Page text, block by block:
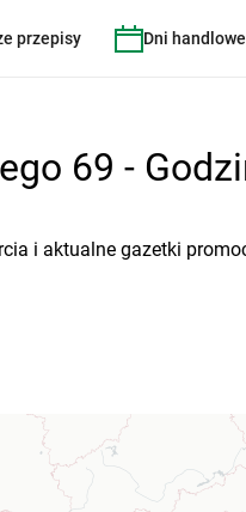
przepisy Dni handlowe
69 -
i aktualne gazetki